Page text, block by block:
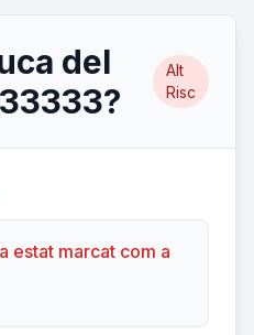
del
Alt
Risc
estat marcat com a